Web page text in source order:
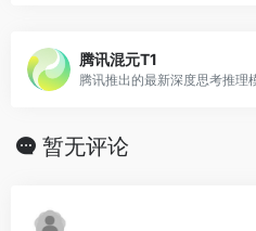
腾讯混元T1
腾讯推出的最新深度思考推理
暂无评论